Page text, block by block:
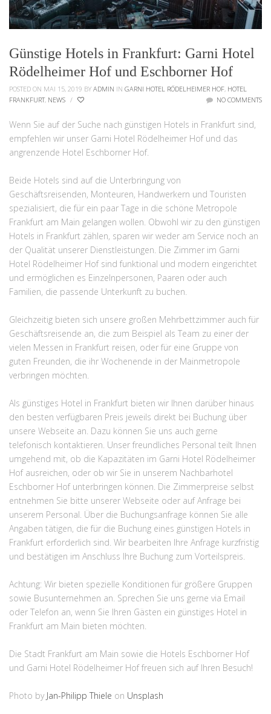
Günstige Hotels in Frankfurt: Garni Hotel
Rödelheimer Hof und Eschborner Hof
POSTED ON MAI 15, 2019 BY ADMIN IN GARNI HOTEL RÖDELHEIMER HOF, HOTEL
FRANKFURT, NEWS / NO COMMENTS
Wenn Sie auf der Suche nach günstigen Hotels in Frankfurt sind,
empfehlen wir unser Garni Hotel Rödelheimer Hof und das
angrenzende Hotel Eschborner Hof.
Beide Hotels sind auf die Unterbringung von
Geschäftsreisenden, Monteuren, Handwerkern und Touristen
spezialisiert, die für ein paar Tage in die schöne Metropole
Frankfurt am Main gelangen wollen. Obwohl wir zu den günstigen
Hotels in Frankfurt zählen, sparen wir weder am Service noch an
der Qualität unserer Dienstleistungen. Die Zimmer im Garni
Hotel Rödelheimer Hof sind funktional und modern eingerichtet
und ermöglichen es Einzelnpersonen, Paaren oder auch
Familien, die passende Unterkunft zu buchen.
Gleichzeitig bieten sich unsere großen Mehrbettzimmer auch für
Geschäftsreisende an, die zum Beispiel als Team zu einer der
vielen Messen in Frankfurt reisen, oder für eine Gruppe von
guten Freunden, die ihr Wochenende in der Mainmetropole
verbringen möchten.
Als günstiges Hotel in Frankfurt bieten wir Ihnen darüber hinaus
den besten verfügbaren Preis jeweils direkt bei Buchung über
unsere Webseite an. Dazu können Sie uns auch gerne
telefonisch kontaktieren. Unser freundliches Personal teilt Ihnen
umgehend mit, ob die Kapazitäten im Garni Hotel Rödelheimer
Hof ausreichen, oder ob wir Sie in unserem Nachbarhotel
Eschborner Hof unterbringen können. Die Zimmerpreise selbst
entnehmen Sie bitte unserer Webseite oder auf Anfrage bei
unserem Personal. Über die Buchungsanfrage können Sie alle
Angaben tätigen, die für die Buchung eines günstigen Hotels in
Frankfurt erforderlich sind. Wir bearbeiten Ihre Anfrage kurzfristig
und bestätigen im Anschluss Ihre Buchung zum Vorteilspreis.
Achtung: Wir bieten spezielle Konditionen für größere Gruppen
sowie Busunternehmen an. Sprechen Sie uns gerne via Email
oder Telefon an, wenn Sie Ihren Gästen ein günstiges Hotel in
Frankfurt am Main bieten möchten.
Die Stadt Frankfurt am Main sowie die Hotels Eschborner Hof
und Garni Hotel Rödelheimer Hof freuen sich auf Ihren Besuch!
Photo by Jan-Philipp Thiele on Unsplash